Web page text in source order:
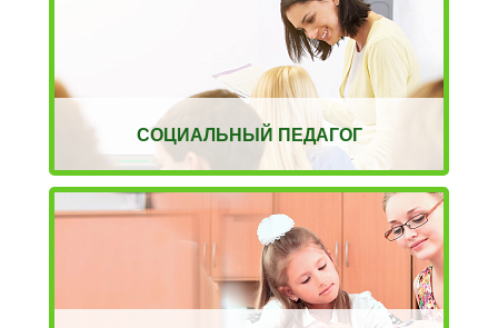
СОЦИАЛЬНЫЙ ПЕДАГОГ